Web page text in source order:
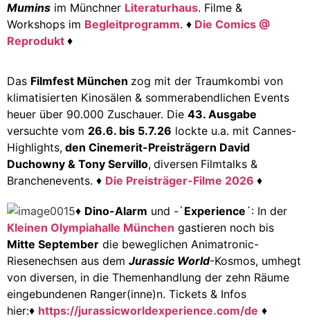
Mumins im Münchner Literaturhaus. Filme &
Workshops im Begleitprogramm. ♦ Die Comics @
Reprodukt ♦
Das Filmfest München zog mit der Traumkombi von
klimatisierten Kinosälen & sommerabendlichen Events
heuer über 90.000 Zuschauer. Die 43. Ausgabe
versuchte vom 26.6. bis 5.7.26 lockte u.a. mit Cannes-
Highlights, den Cinemerit-Preisträgern David
Duchowny & Tony Servillo, diversen Filmtalks &
Branchenevents. ♦ Die Preisträger-Filme 2026 ♦
♦ Dino-Alarm und -`Experience ´: In der
Kleinen Olympiahalle München gastieren noch bis
Mitte September die beweglichen Animatronic-
Riesenechsen aus dem Jurassic World-Kosmos, umhegt
von diversen, in die Themenhandlung der zehn Räume
eingebundenen Ranger(inne)n. Tickets & Infos
hier:♦ https://jurassicworldexperience.com/de ♦